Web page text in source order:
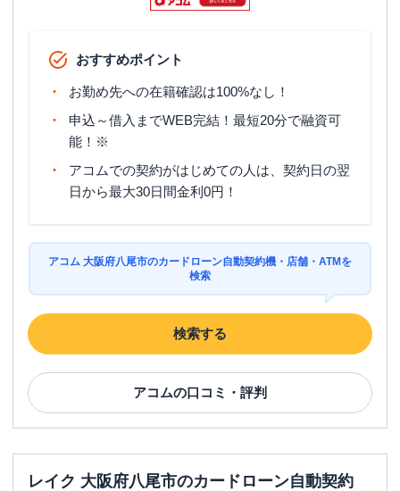
おすすめポイント
お勤め先への在籍確認は100%なし！
申込～借入までWEB完結！最短20分で融資可
能！※
アコムでの契約がはじめての人は、契約日の翌
日から最大30日間金利0円！
アコム 大阪府八尾市のカードローン自動契約機・店舗・ATMを
検索
検索する
アコムの口コミ・評判
レイク 大阪府八尾市のカードローン自動契約